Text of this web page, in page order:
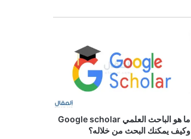
ما هو الباحث العلمي Google scholar
وكيف يمكنك البحث من خلاله؟